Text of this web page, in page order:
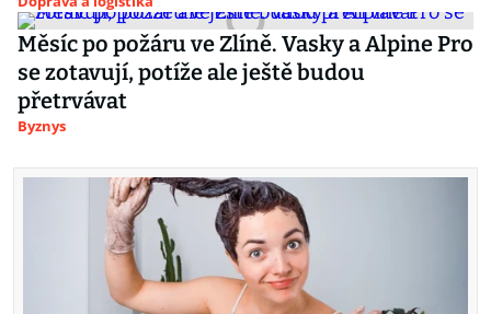
Měsíc po požáru ve Zlíně. Vasky a Alpine Pro
se zotavují, potíže ale ještě budou
přetrvávat
Byznys